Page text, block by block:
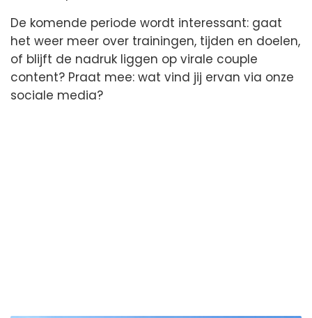
De komende periode wordt interessant: gaat
het weer meer over trainingen, tijden en doelen,
of blijft de nadruk liggen op virale couple
content? Praat mee: wat vind jij ervan via onze
sociale media?